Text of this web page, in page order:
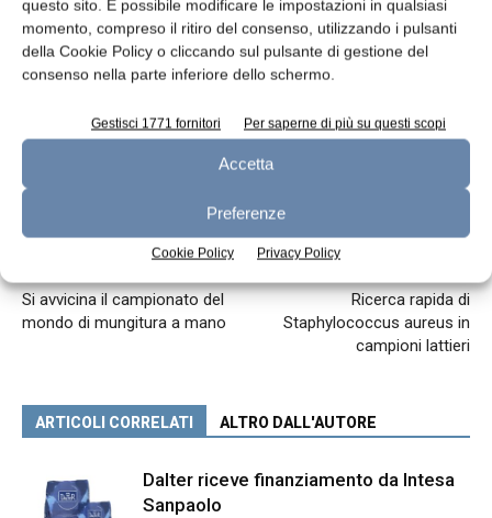
questo sito. È possibile modificare le impostazioni in qualsiasi
momento, compreso il ritiro del consenso, utilizzando i pulsanti
della Cookie Policy o cliccando sul pulsante di gestione del
consenso nella parte inferiore dello schermo.
Gestisci 1771 fornitori Per saperne di più su questi scopi
Accetta
Preferenze
Cookie Policy Privacy Policy
centrale del latte
Si avvicina il campionato del
mondo di mungitura a mano
Ricerca rapida di
Staphylococcus aureus in
campioni lattieri
ARTICOLI CORRELATI ALTRO DALL'AUTORE
Dalter riceve finanziamento da Intesa
Sanpaolo